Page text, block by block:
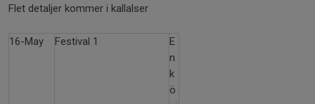
Flet detaljer kommer i kallalser
16-May Festival 1
E
n
k
ö